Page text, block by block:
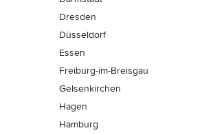
Dresden
Düsseldorf
Essen
Freiburg-im-Breisgau
Gelsenkirchen
Hagen
Hamburg